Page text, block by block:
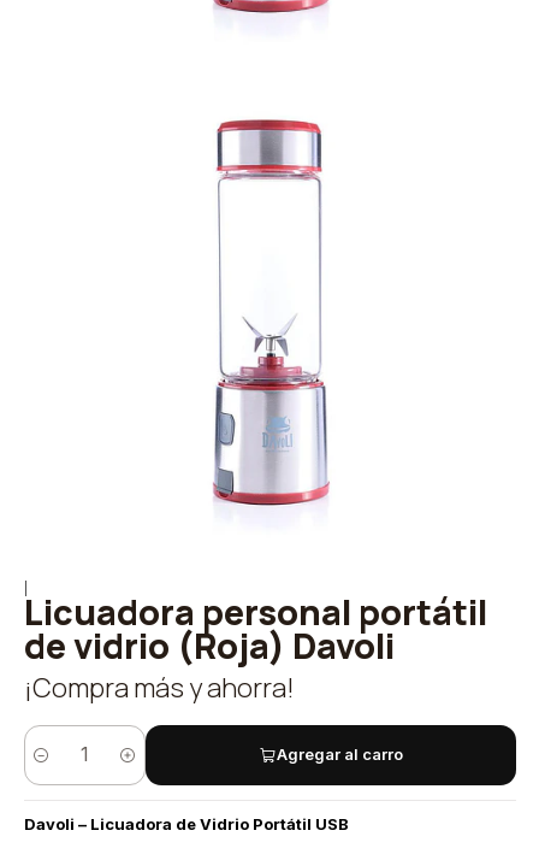
Licuadora personal portátil
de vidrio (Roja) Davoli
¡Compra más y ahorra!
Cantidad
Agregar al carro
Davoli – Licuadora de Vidrio Portátil USB